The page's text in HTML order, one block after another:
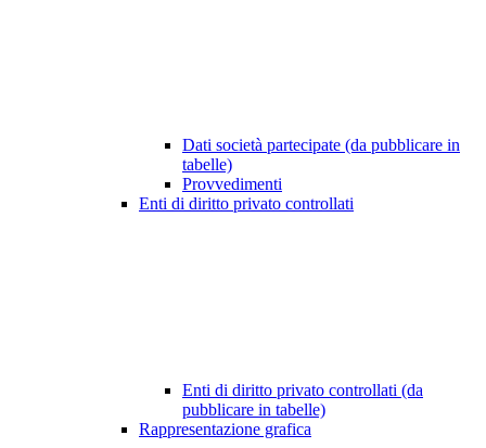
Dati società partecipate (da pubblicare in
tabelle)
Provvedimenti
Enti di diritto privato controllati
Enti di diritto privato controllati (da
pubblicare in tabelle)
Rappresentazione grafica